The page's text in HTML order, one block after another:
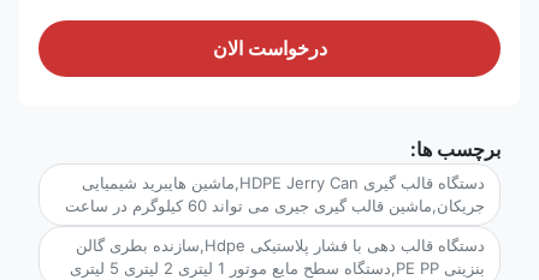
درخواست الان
برچسب ها:
دستگاه قالب گیری HDPE Jerry Can,ماشین هایبرید شیمیایی
جریکان,ماشین قالب گیری جیری می تواند 60 کیلوگرم در ساعت
دستگاه قالب دهی با فشار پلاستیکی Hdpe,سازنده بطری گالن
بنزینی PE PP,دستگاه سطح مایع موتور 1 لیتری 2 لیتری 5 لیتری